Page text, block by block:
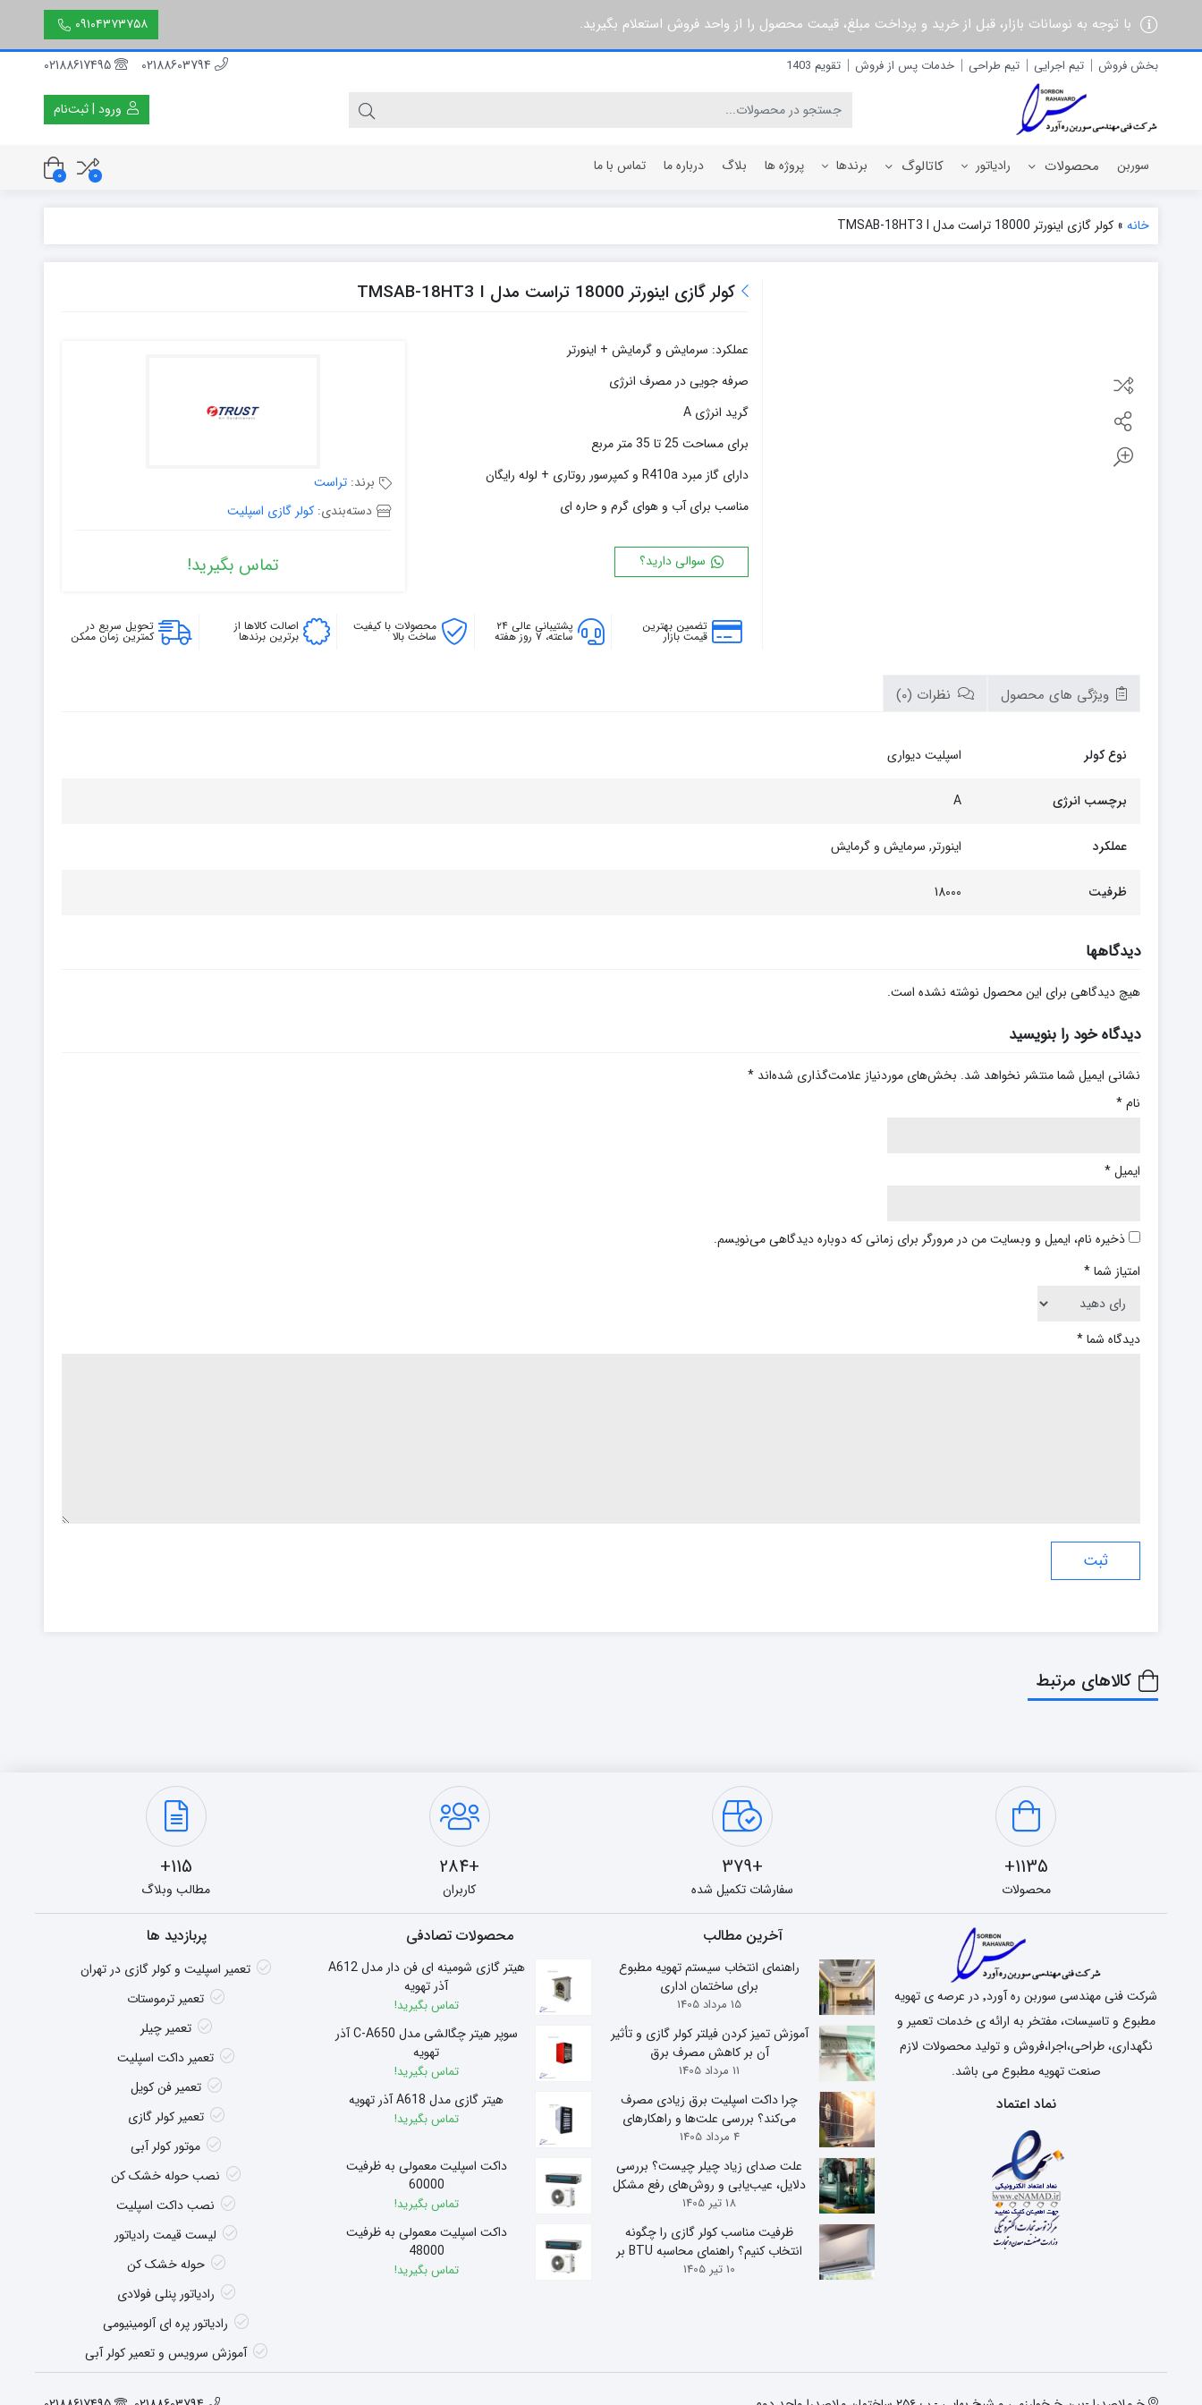
با توجه به نوسانات بازار، قبل از خرید و پرداخت مبلغ، قیمت محصول را از واحد فروش استعلام بگیرید. ۰۹۱۰۴۳۷۳۷۵۸
بخش فروش تیم اجرایی تیم طراحی خدمات پس از فروش تقویم 1403 02188617495
ورود | ثبت‌نام
سوربن محصولات رادیاتور
۵ پره
۷ پره
۱۰ پره
۱۲ پره
۱۸ پره
۲۰ پره
۶۴ سانتی متر
کاتالوگ برندها پروژه ها بلاگ درباره ما تماس با ما 0
0
خانه» کولر گازی اینورتر 18000 تراست مدل TMSAB-18HT3 I
کولر گازی اینورتر 18000 تراست مدل TMSAB-18HT3 I
عملکرد: سرمايش و گرمایش + اینورتر
صرفه جویی در مصرف انرژی
گرید انرژی A
برای مساحت 25 تا 35 متر مربع
دارای گاز مبرد R410a و کمپرسور روتاری + لوله رایگان
مناسب برای آب و هوای گرم و حاره ای
سوالی دارید؟
برند:تراست
دسته‌بندی:کولر گازی اسپلیت
تماس بگیرید!
تضمین بهترین
قیمت بازار
پشتیبانی عالی ۲۴
ساعته، ۷ روز هفته
محصولات با کیفیت
ساخت بالا
اصالت کالاها از
برترین برندها
تحویل سریع در
کمترین زمان ممکن
ویژگی های محصول نظرات (0)
نوع کولر اسپلیت دیواری
برچسب انرژی A
عملکرد اینورتر, سرمایش و گرمایش
ظرفیت 18000
دیدگاهها
هیچ دیدگاهی برای این محصول نوشته نشده است.
دیدگاه خود را بنویسید
نشانی ایمیل شما منتشر نخواهد شد. بخش‌های موردنیاز علامت‌گذاری شده‌اند *
نام*
ایمیل*
ذخیره نام، ایمیل و وبسایت من در مرورگر برای زمانی که دوباره دیدگاهی می‌نویسم.
امتیاز شما*
دیدگاه شما*
کالاهای مرتبط
1135+
محصولات
+379
سفارشات تکمیل شده
+284
کاربران
115+
مطالب وبلاگ
شرکت فنی مهندسی سوربن ره آورد٬ در عرصه ی تهویه
مطبوع و تاسیسات، مفتخر به ارائه ی خدمات تعمیر و
نگهداری، طراحی،اجرا،فروش و تولید محصولات لازم
صنعت تهویه مطبوع می باشد.
نماد اعتماد
آخرین مطالب
راهنمای انتخاب سیستم تهویه مطبوع
برای ساختمان اداری
15 مرداد 1405
آموزش تمیز کردن فیلتر کولر گازی و تأثیر
آن بر کاهش مصرف برق
11 مرداد 1405
چرا داکت اسپلیت برق زیادی مصرف
می‌کند؟ بررسی علت‌ها و راهکارهای
کاهش مصرف
4 مرداد 1405
علت صدای زیاد چیلر چیست؟ بررسی
دلایل، عیب‌یابی و روش‌های رفع مشکل
18 تیر 1405
ظرفیت مناسب کولر گازی را چگونه
انتخاب کنیم؟ راهنمای محاسبه BTU بر
اساس متراژ
10 تیر 1405
محصولات تصادفی
هیتر گازی شومینه ای فن دار مدل A612
آذر تهویه
تماس بگیرید!
سوپر هیتر چگالشی مدل C-A650 آذر
تهویه
تماس بگیرید!
هیتر گازی مدل A618 آذر تهویه
تماس بگیرید!
داکت اسپلیت معمولی به ظرفیت
60000
تماس بگیرید!
داکت اسپلیت معمولی به ظرفیت
48000
تماس بگیرید!
پربازدید ها
تعمیر اسپلیت و کولر گازی در تهران
تعمیر ترموستات
تعمیر چیلر
تعمیر داکت اسپلیت
تعمیر فن کویل
تعمیر کولر گازی
موتور کولر آبی
نصب حوله خشک کن
نصب داکت اسپلیت
لیست قیمت رادیاتور
حوله خشک کن
رادیاتور پنلی فولادی
رادیاتور پره ای آلومینیومی
آموزش سرویس و تعمیر کولر آبی